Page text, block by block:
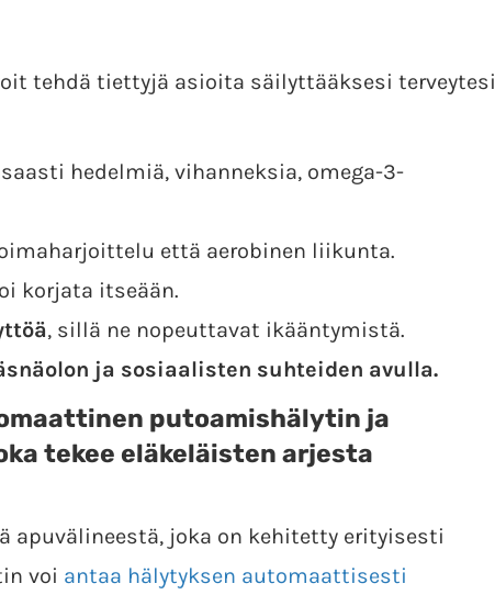
tehdä tiettyjä asioita säilyttääksesi terveytesi
hedelmiä, vihanneksia, omega-3-
että aerobinen liikunta.
korjata itseään.
, sillä ne nopeuttavat ikääntymistä.
ja sosiaalisten suhteiden avulla.
putoamishälytin ja
tekee eläkeläisten arjesta
apuvälineestä, joka on kehitetty erityisesti
voi antaa hälytyksen automaattisesti